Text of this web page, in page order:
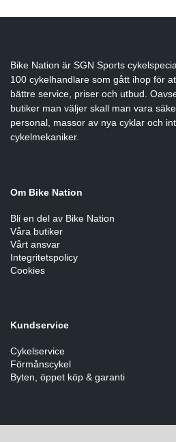
Bike Nation är SGN Sports
100 cykelhandlare som gått ihop för
bättre service, priser och utbud.
butiker man väljer skall man vara
personal, massor av nya cyklar och
cykelmekaniker.
Om Bike Nation
Bli en del av Bike Nation
Våra butiker
Vårt ansvar
Integritetspolicy
Cookies
Kundservice
Cykelservice
Förmånscykel
Byten, öppet köp & garanti